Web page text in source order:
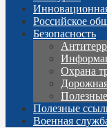
Российское
Безопасность
Охрана
Полезные
Военная